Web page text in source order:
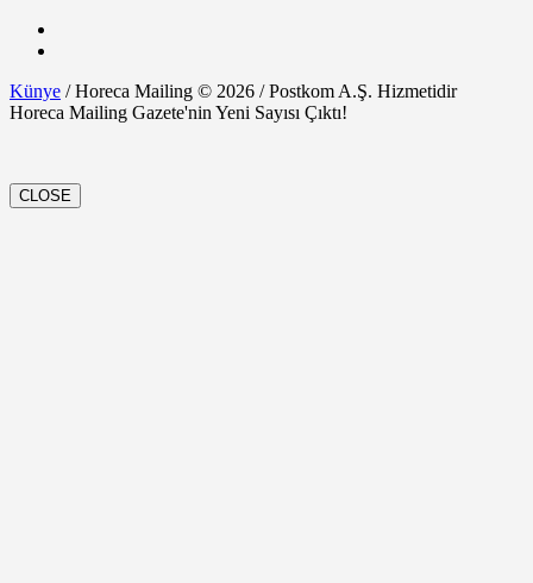
Künye / Horeca Mailing © 2026 / Postkom A.Ş. Hizmetidir
Horeca Mailing Gazete'nin Yeni Sayısı Çıktı!
CLOSE